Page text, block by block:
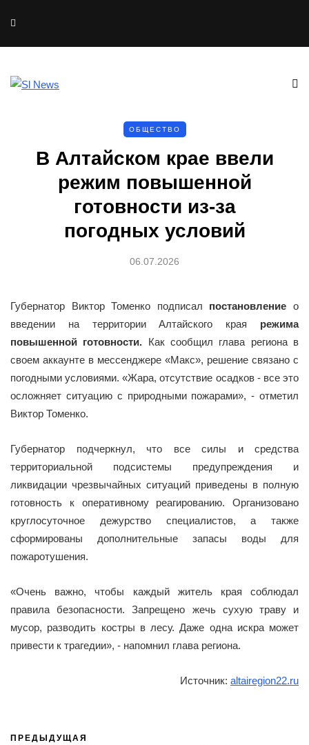
ОБЩЕСТВО
В Алтайском крае ввели
режим повышенной
готовности из-за
погодных условий
06.07.2026
Губернатор Виктор Томенко подписал постановление о
введении на территории Алтайского края режима
повышенной готовности. Как сообщил глава региона в
своем аккаунте в мессенджере «Макс», решение связано с
погодными условиями. «Жара, отсутствие осадков - все это
осложняет ситуацию с природными пожарами», - отметил
Виктор Томенко.
Губернатор подчеркнул, что все силы и средства
территориальной подсистемы предупреждения и
ликвидации чрезвычайных ситуаций приведены в полную
готовность к оперативному реагированию. Организовано
круглосуточное дежурство специалистов, а также
сформированы дополнительные запасы воды для
пожаротушения.
«Очень важно, чтобы каждый житель края соблюдал
правила безопасности. Запрещено жечь сухую траву и
мусор, разводить костры в лесу. Даже одна искра может
привести к трагедии», - напомнил глава региона.
Источник: altairegion22.ru
ПРЕДЫДУЩАЯ